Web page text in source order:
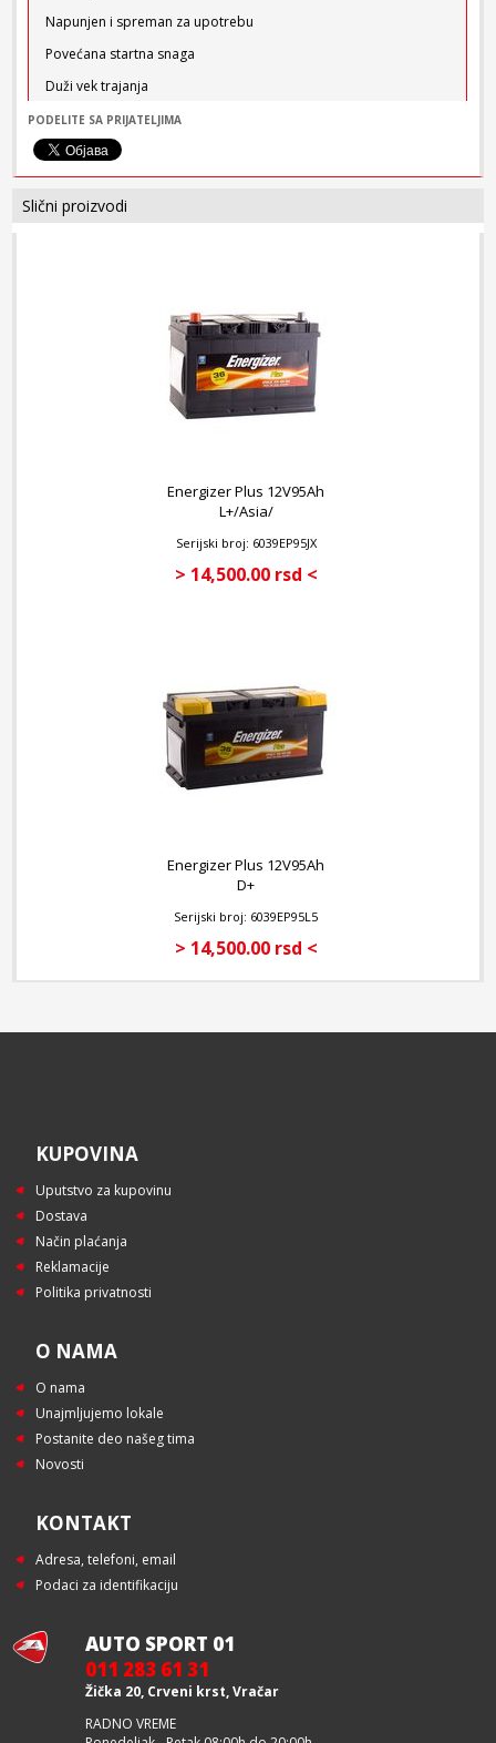
Napunjen i spreman za upotrebu
Povećana startna snaga
Duži vek trajanja
Bez održavanja
CA100 tehnologija
Sigurnosni poklopac sa integrisanom zaštitom od povratnog
paljenja
PODELITE SA PRIJATELJIMA
Slični proizvodi
Energizer Plus 12V95Ah
L+/Asia/
Serijski broj: 6039EP95JX
> 14,500.00 rsd <
Energizer Plus 12V95Ah
D+
Serijski broj: 6039EP95L5
> 14,500.00 rsd <
KUPOVINA
Uputstvo za kupovinu
Dostava
Način plaćanja
Reklamacije
Politika privatnosti
O NAMA
O nama
Unajmljujemo lokale
Postanite deo našeg tima
Novosti
KONTAKT
Adresa, telefoni, email
Podaci za identifikaciju
AUTO SPORT 01
011 283 61 31
Žička 20, Crveni krst, Vračar
RADNO VREME